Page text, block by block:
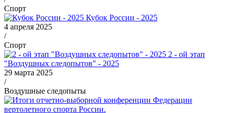
Спорт
Кубок России - 2025
4 апреля 2025
/
Спорт
2 - ой этап
"Воздушных следопытов" - 2025
29 марта 2025
/
Воздушные следопыты